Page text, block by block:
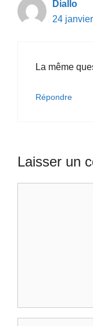
Diallo
24
La même
Répondre
Laisser un